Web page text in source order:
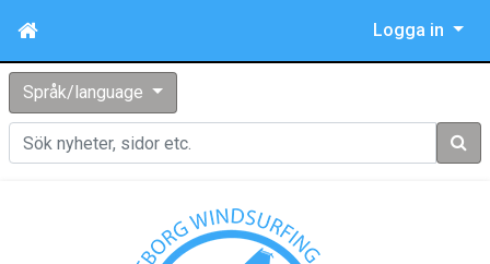
Logga in
Språk/language
Sök